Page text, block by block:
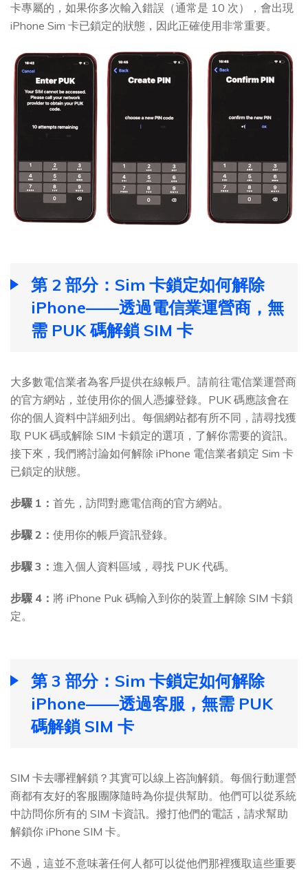
卡專屬的，如果你多次輸入錯誤（通常是 10 次），會出現
iPhone Sim 卡已鎖定的狀態，因此正確使用非常重要。
第 2 部分：Sim 卡鎖定如何解除
iPhone——透過電信業運營商，無
需 PUK 碼解鎖 SIM 卡
大多數電信業者為客戶提供在線帳戶。請前往電信業運營商
的官方網站，並使用你的個人憑據登錄。PUK 碼應該會在
你的個人資料中詳細列出。每個網站都有所不同，請尋找獲
取 PUK 碼或解除 SIM 卡鎖定的選項，了解你需要的資訊。
接下來，我們將討論如何解除 iPhone 電信業者鎖定 Sim 卡
已鎖定的狀態。
步驟 1： 首先，訪問對應電信商的官方網站。
步驟 2： 使用你的帳戶資訊登錄。
步驟 3： 進入個人資料區域，尋找 PUK 代碼。
步驟 4： 將 iPhone Puk 碼輸入到你的裝置上解除 SIM 卡鎖
定。
第 3 部分：Sim 卡鎖定如何解除
iPhone——透過客服，無需 PUK
碼解鎖 SIM 卡
SIM 卡去哪裡解鎖？其實可以線上咨詢解鎖。每個行動運營
商都有友好的客服團隊隨時為你提供幫助。他們可以從系統
中訪問你所有的 SIM 卡資訊。撥打他們的電話，請求幫助
解鎖你 iPhone SIM 卡。
不過，這並不意味著任何人都可以從他們那裡獲取這些重要